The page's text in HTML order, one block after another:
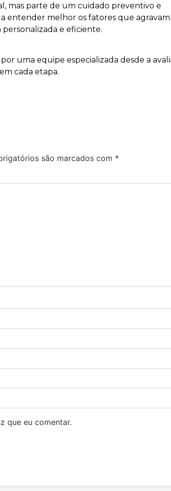
mas parte de um cuidado preventivo e
entender melhor os fatores que agravam
e eficiente.
uma equipe especializada desde a
cada etapa.
são marcados com *
que eu comentar.